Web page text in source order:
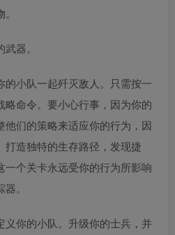
器。
小队一起歼灭敌人。只需按一
命令。要小心行事，因为你的
们的策略来适应你的行为，因
打造独特的生存路径，发现捷
个关卡永远受你的行为所影响
。
义你的小队。升级你的士兵，并